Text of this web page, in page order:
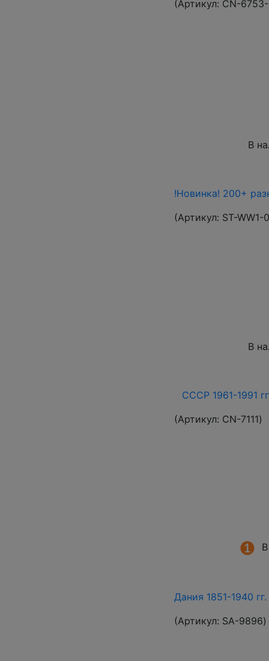
(Артикул: CN-
В
!Новинка! 200+
(Артикул: ST-
В
СССР 1961-1991
(Артикул: СN-7111)
Дания 1851-1940
(Артикул: SA-9896)